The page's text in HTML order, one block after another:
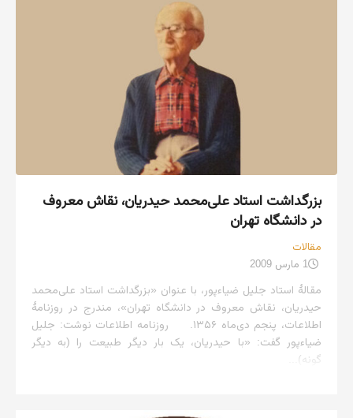
بزرگداشت استاد علی‌محمد حیدریان، نقاش معروف
در دانشگاه تهران
مقالات
1 مارس 2009
مقالهٔ استاد جلیل ضیاءپور، با عنوان «بزرگداشت استاد علی‌محمد
حیدریان، نقاش معروف در دانشگاه تهران»، مندرج در روزنامهٔ
اطلاعات، پنجم دی‌ماه ۱۳۵۶. روزنامه اطلاعات نوشت: جلیل
ضیاءپور گفت: «با حیدریان، یک بار دیگر طبیعت را (به دیگر
گونه)...